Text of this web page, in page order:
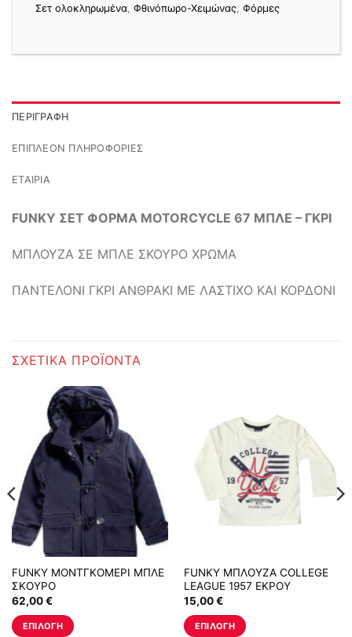
Σετ ολοκληρωμένα, Φθινόπωρο-Χειμώνας, Φόρμες
ΠΕΡΙΓΡΑΦΉ
ΕΠΙΠΛΈΟΝ ΠΛΗΡΟΦΟΡΊΕΣ
ΕΤΑΙΡΊΑ
FUNKY ΣΕΤ ΦΟΡΜΑ MOTORCYCLE 67 ΜΠΛΕ – ΓΚΡΙ
ΜΠΛΟΥΖΑ ΣΕ ΜΠΛΕ ΣΚΟΥΡΟ ΧΡΩΜΑ
ΠΑΝΤΕΛΟΝΙ ΓΚΡΙ ΑΝΘΡΑΚΙ ΜΕ ΛΑΣΤΙΧΟ ΚΑΙ ΚΟΡΔΟΝΙ
ΣΧΕΤΙΚΆ ΠΡΟΪΌΝΤΑ
FUNKY ΜΟΝΤΓΚΟΜΕΡΙ ΜΠΛΕ
ΣΚΟΥΡΟ
62,00€
ΕΠΙΛΟΓΉ
FUNKY ΜΠΛΟΥΖΑ COLLEGE
LEAGUE 1957 ΕΚΡΟΥ
15,00€
ΕΠΙΛΟΓΉ